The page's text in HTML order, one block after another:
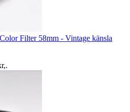
Filter 58mm - Vintage känsla
,.